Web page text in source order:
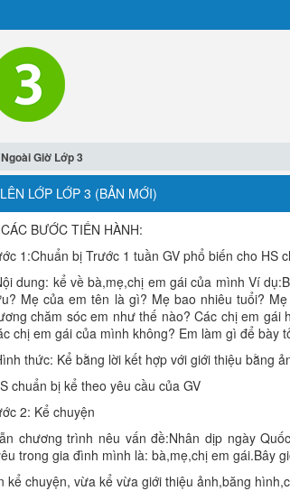
Giờ Lớp 3
LỚP LỚP 3 (BẢN MỚI)
BƯỚC TIẾN HÀNH:
1:Chuẩn bị Trước 1 tuần GV phổ biến cho HS
dung: kể về bà,mẹ,chị em gái của mình Ví
Mẹ của em tên là gì? Mẹ bao nhiêu tuổi?
chăm sóc em như thế nào? Các chị em gái
chị em gái của mình không? Em làm gì để bày
thức: Kể bằng lời kết hợp với giới thiệu bằng
chuẩn bị kể theo yêu cầu của GV
2: Kể chuyện
chương trình nêu vấn đề:Nhân dịp ngày
trong gia đình mình là: bà,mẹ,chị em gái.Bây
kể chuyện, vừa kể vừa giới thiệu ảnh,băng